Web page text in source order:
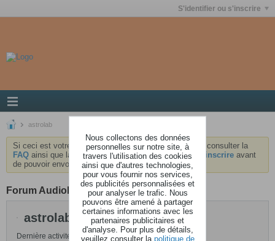
S'identifier ou s'inscrire
astrolab
Si ceci est votre première visite, nous vous invitons à consulter la
FAQ ainsi que la chartedu forum . Vous devrez vous inscrire avant
de pouvoir envoyer des messages.
Forum AudioKeys
astrolab
Dernière activité: 03 juillet 2014, 12h37
Nous collectons des données
personnelles sur notre site, à
travers l'utilisation des cookies
ainsi que d'autres technologies,
pour vous fournir nos services,
des publicités personnalisées et
pour analyser le trafic. Nous
pouvons être amené à partager
certaines informations avec les
partenaires publicitaires et
d'analyse. Pour plus de détails,
veuillez consulter la politique de